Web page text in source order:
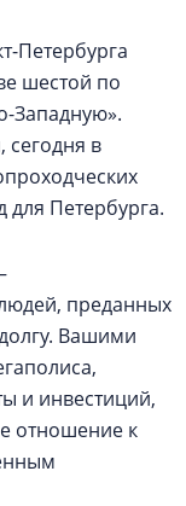
Петербурга
шестой по
Западную».
сегодня в
для Петербурга.
преданных
Вашими
и инвестиций,
отношение к